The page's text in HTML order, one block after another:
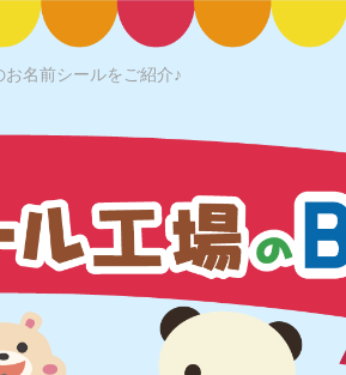
名前シールをご紹介♪